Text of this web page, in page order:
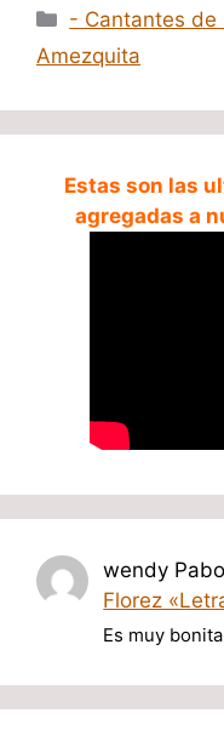
Categorías
- Cantantes de
Amezquita
Estas son las
agregadas a
wendy
Florez
Es muy